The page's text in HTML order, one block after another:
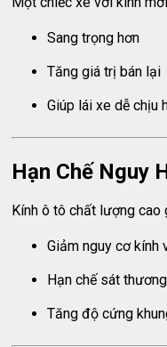
Sang trọng hơn
Tăng giá trị bán lại
Giúp lái xe dễ chịu
Hạn Chế Nguy
Kính ô tô chất lượng cao
Giảm nguy cơ kính
Hạn chế sát thương
Tăng độ cứng